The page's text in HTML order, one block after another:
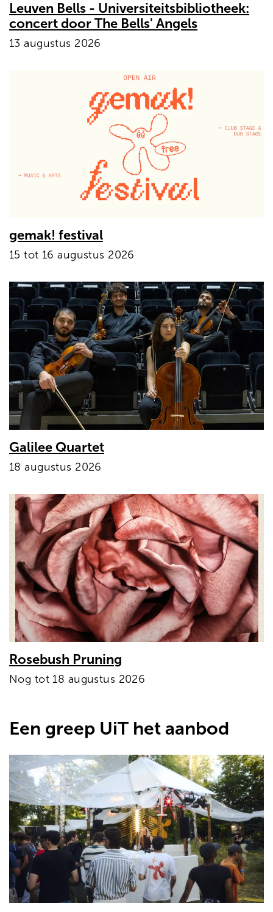
Leuven Bells - Universiteitsbibliotheek:
concert door The Bells' Angels
13 augustus 2026
gemak! festival
15 tot 16 augustus 2026
Galilee Quartet
18 augustus 2026
Rosebush Pruning
Nog tot 18 augustus 2026
Een greep UiT het aanbod